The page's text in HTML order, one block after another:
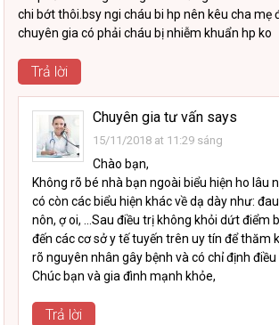
chi bớt thôi.bsy ngi cháu bi hp nên kêu cha mẹ
chuyên gia có phải cháu bị nhiễm khuẩn hp ko
Trả lời
Chuyên gia tư vấn says
15/11/2018 at 11:29 sáng
Chào bạn,
Không rõ bé nhà bạn ngoài biểu hiện ho lâu
có còn các biểu hiện khác về dạ dày như:
nôn, ợ oi, …Sau điều trị không khỏi dứt điểm
đến các cơ sở y tế tuyến trên uy tín để thăm
rõ nguyên nhân gây bệnh và có chỉ định
Chúc bạn và gia đình mạnh khỏe,
Trả lời